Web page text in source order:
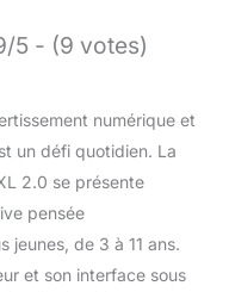
5 - (9 votes)
numérique et
un défi quotidien. La
2.0 se présente
pensée
jeunes, de 3 à 11 ans.
et son interface sous